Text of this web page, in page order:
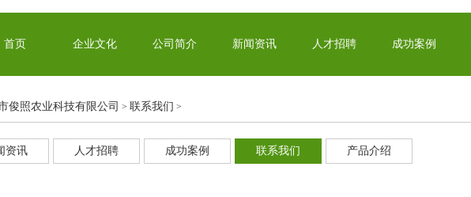
首页 企业文化 公司简介 新闻资讯 人才招聘 成功案例
俊照农业科技有限公司 > 联系我们 >
资讯 人才招聘 成功案例 联系我们 产品介绍